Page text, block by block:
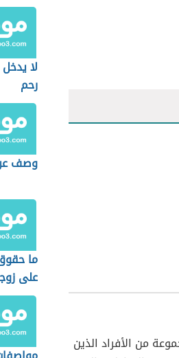
من الأفراد الذين
لا
رحم
وصف
ما
على